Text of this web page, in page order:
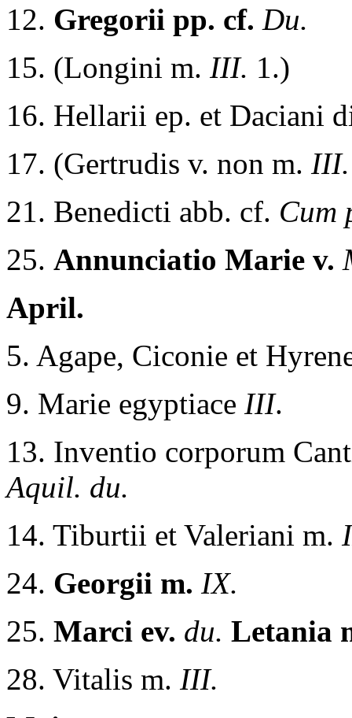
12. Gregorii pp. cf. Du.
15. (Longini m. III. 1.)
16. Hellarii ep. et Daciani
17. (Gertrudis v. non m.
21. Benedicti abb. cf. Cum
25. Annunciatio Marie v.
April.
5. Agape, Ciconie et
9. Marie egyptiace III.
13. Inventio corporum
Aquil. du.
14. Tiburtii et Valeriani m.
24. Georgii m. IX.
25. Marci ev. du. Letania
28. Vitalis m. III.